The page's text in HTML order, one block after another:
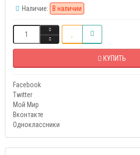
Наличие: В наличии
КУПИТЬ
Facebook
Twitter
Мой Мир
Вконтакте
Одноклассники